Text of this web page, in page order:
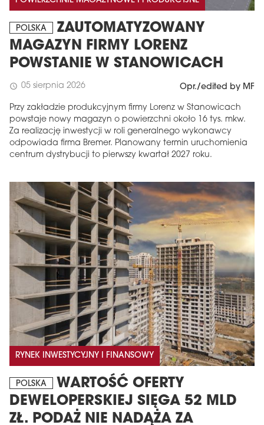
POLSKA
ZAUTOMATYZOWANY
MAGAZYN FIRMY LORENZ
POWSTANIE W STANOWICACH
schedule 05 sierpnia 2026 Opr./edited by MF
Przy zakładzie produkcyjnym firmy Lorenz w Stanowicach
powstaje nowy magazyn o powierzchni około 16 tys. mkw.
Za realizację inwestycji w roli generalnego wykonawcy
odpowiada firma Bremer. Planowany termin uruchomienia
centrum dystrybucji to pierwszy kwartał 2027 roku.
RYNEK INWESTYCYJNY I FINANSOWY
POLSKA
WARTOŚĆ OFERTY
DEWELOPERSKIEJ SIĘGA 52 MLD
ZŁ. PODAŻ NIE NADĄŻA ZA